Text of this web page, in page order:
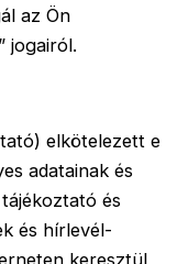
az Ön
jogairól.
elkötelezett e
adatainak és
és
és hírlevél-
keresztül